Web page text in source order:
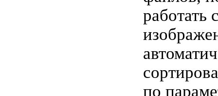
работать
по